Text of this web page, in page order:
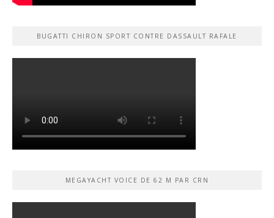
BUGATTI CHIRON SPORT CONTRE DASSAULT RAFALE
MEGAYACHT VOICE DE 62 M PAR CRN